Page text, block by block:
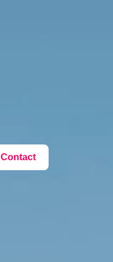
Contact